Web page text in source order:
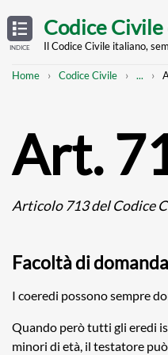
TABLE
OF
CONTENTS
INDICE
main
Codice
Il Codice Civile italiano,
Breadcrumb
Home Codice Civile
Mostra
...
Art.
Articolo 713 del Codice
Facoltà di
I coeredi possono sempre
Quando però tutti gli eredi
minori di età, il testatore